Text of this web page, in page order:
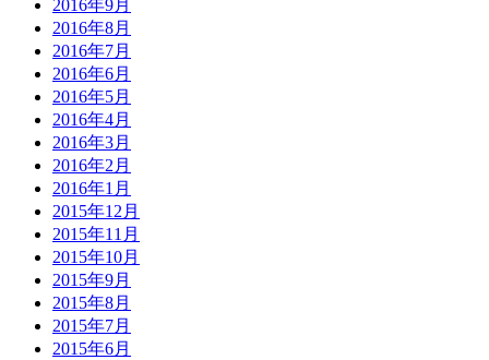
2016年9月
2016年8月
2016年7月
2016年6月
2016年5月
2016年4月
2016年3月
2016年2月
2016年1月
2015年12月
2015年11月
2015年10月
2015年9月
2015年8月
2015年7月
2015年6月